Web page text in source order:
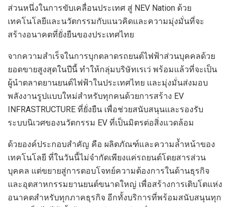
ส่วนหนึ่งในการขับเคลื่อนประเทศ สู่ NEV Nation ด้วย
เทคโนโลยีและนวัตกรรมกับแนวคิดและความมุ่งมั่นที่จะ
สร้างอนาคตที่ยั่งยืนของประเทศไทย
จากความสำเร็จในการบุกตลาดรถยนต์ไฟฟ้าส่วนบุคคลด้วย
ยอดขายสูงสุดในปีนี้ ทำให้กลุ่มบริษัทเรเว่ พร้อมแล้วที่จะเป็น
ผู้นำตลาดยานยนต์ไฟฟ้าในประเทศไทย และมุ่งมั่นส่งมอบ
พลังงานรูปแบบใหม่สำหรับทุกคนด้วยการสร้าง EV
INFRASTRUCTURE ที่ยั่งยืน เพื่อช่วยสนับสนุนและรองรับ
ระบบนิเวศของนวัตกรรม EV ที่เป็นมิตรต่อสิ่งแวดล้อม
ด้วยองค์ประกอบสำคัญ คือ ผลิตภัณฑ์และความล้ำหน้าของ
เทคโนโลยี ที่ในวันนี้ไม่จำกัดเพียงแค่รถยนต์โดยสารส่วน
บุคคล แต่ขยายสู่การตอบโจทย์ความต้องการในด้านธุรกิจ
และอุตสาหกรรมยานยนต์ขนาดใหญ่ เพื่อสร้างการเติบโตแห่ง
อนาคตสำหรับทุกภาคธุรกิจ อีกทั้งบริการที่พร้อมสนับสนุนทุก